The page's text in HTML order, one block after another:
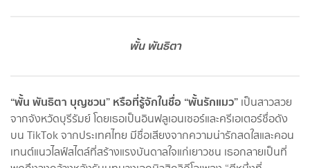
พั้น พันธิตา
“พั้น พันธิตา บุญชวน” หรือที่รู้จักในชื่อ “พั้นรักแมว” เป็นสาวสวย
จากจังหวัดบุรีรัมย์ โดยเธอเป็นอินฟลูเอนเซอร์และครีเอเตอร์ชื่อดัง
บน TikTok จากประเทศไทย มีชื่อเสียงจากความน่ารักสดใสและคอน
เทนต์แนวไลฟ์สไตล์ที่สร้างแรงบันดาลใจแก่เยาวชน เธอกลายเป็นที่